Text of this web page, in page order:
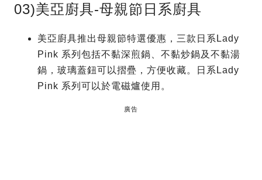
03)美亞廚具-母親節日系廚具
美亞廚具推出母親節特選優惠，三款日系Lady
Pink 系列包括不黏深煎鍋、不黏炒鍋及不黏湯
鍋，玻璃蓋鈕可以摺疊，方便收藏。日系Lady
Pink 系列可以於電磁爐使用。
廣告